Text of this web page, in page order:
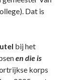
Dat is
bij het
en die is
korps